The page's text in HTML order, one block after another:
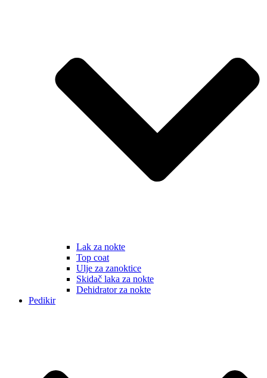
Lak za nokte
Top coat
Ulje za zanoktice
Skidač laka za nokte
Dehidrator za nokte
Pedikir